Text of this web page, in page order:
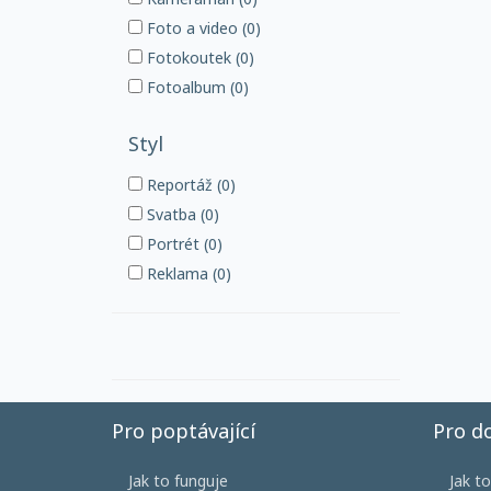
Foto a video (0)
Fotokoutek (0)
Fotoalbum (0)
Styl
Reportáž (0)
Svatba (0)
Portrét (0)
Reklama (0)
Pro poptávající
Jak to funguje
Pro
Jak